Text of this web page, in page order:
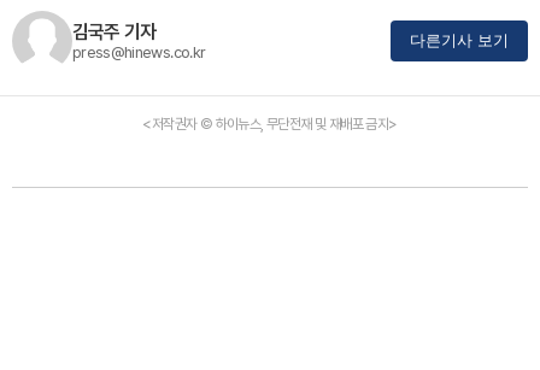
김국주 기자
press@hinews.co.kr
다른기사 보기
<저작권자 © 하이뉴스, 무단전재 및 재배포 금지>